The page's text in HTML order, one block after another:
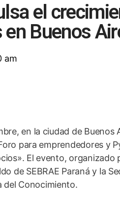
el
Buenos
am
en la ciudad de
para emprendedores y
El evento,
de SEBRAE Paraná y la
del Conocimiento.